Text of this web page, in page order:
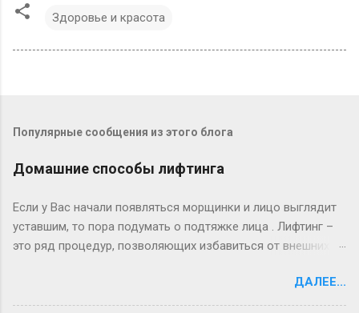
Здоровье и красота
Популярные сообщения из этого блога
Домашние способы лифтинга
Если у Вас начали появляться морщинки и лицо выглядит
уставшим, то пора подумать о подтяжке лица . Лифтинг –
это ряд процедур, позволяющих избавиться от внешних
старение, фото – старение, неправильный уход и так
далее) у каждого человека со временем кожа теряет
ДАЛЕЕ...